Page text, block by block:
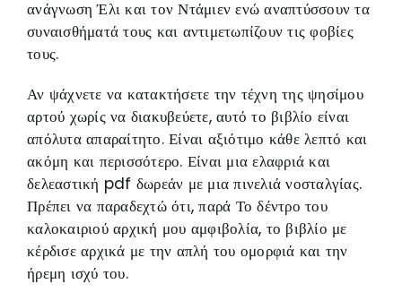
ανάγνωση Έλι και τον Ντάμιεν ενώ αναπτύσσουν τα
συναισθήματά τους και αντιμετωπίζουν τις φοβίες
τους.
Αν ψάχνετε να κατακτήσετε την τέχνη της ψησίμου
αρτού χωρίς να διακυβεύετε, αυτό το βιβλίο είναι
απόλυτα απαραίτητο. Είναι αξιότιμο κάθε λεπτό και
ακόμη και περισσότερο. Είναι μια ελαφριά και
δελεαστική pdf δωρεάν με μια πινελιά νοσταλγίας.
Πρέπει να παραδεχτώ ότι, παρά Το δέντρο του
καλοκαιριού αρχική μου αμφιβολία, το βιβλίο με
κέρδισε αρχικά με την απλή του ομορφιά και την
ήρεμη ισχύ του.